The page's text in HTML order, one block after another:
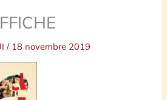
/ 18 novembre 2019